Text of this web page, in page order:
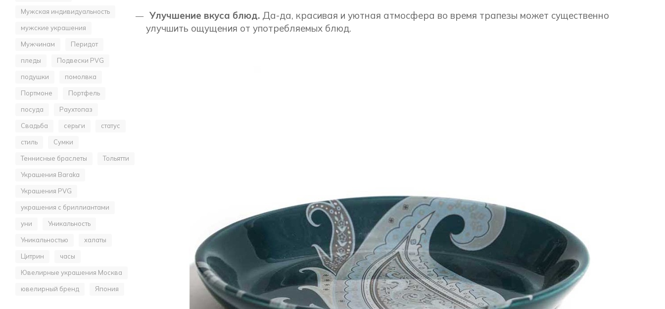
Улучшение вкуса блюд. Да-да, красивая и уютная атмосфера во время трапезы может существенно
улучшить ощущения от употребляемых блюд.
Мужская индивидуальность
мужские украшения
Мужчинам Перидот
пледы Подвески PVG
подушки помолвка
Портмоне Портфель
посуда Раухтопаз
Свадьба серьги статус
стиль Сумки
Теннисные браслеты Тольятти
Украшения Baraka
Украшения PVG
украшения с бриллиантами
уни Уникальность
Уникальностью халаты
Цитрин часы
Ювелирные украшения Москва
ювелирный бренд Япония